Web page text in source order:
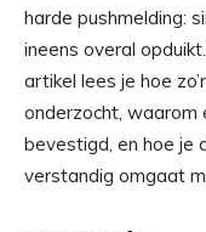
harde pushmelding:
ineens overal
artikel lees je hoe
onderzocht,
bevestigd, en hoe je
verstandig omgaat